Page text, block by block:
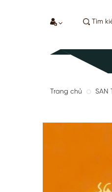
Trang chủ SAN